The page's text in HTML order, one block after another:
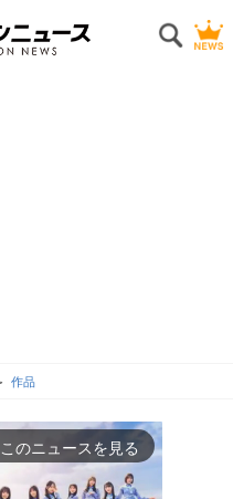
作品
このニュースを見る